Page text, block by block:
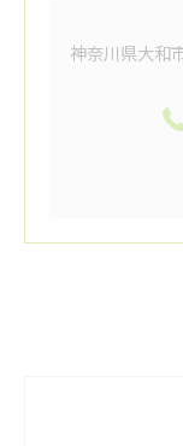
神奈川県大和